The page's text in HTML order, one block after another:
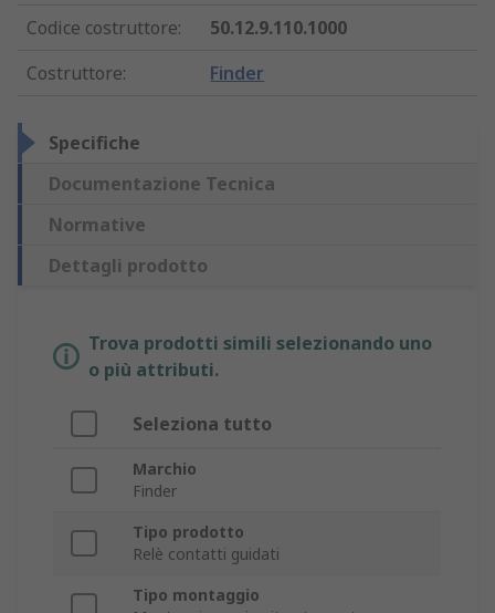
Codice costruttore:
50.12.9.110.1000
Costruttore: Finder
Specifiche
Documentazione Tecnica
Normative
Dettagli prodotto
Trova prodotti simili selezionando uno
o più attributi.
Seleziona tutto
Marchio
Finder
Tipo prodotto
Relè contatti guidati
Tipo montaggio